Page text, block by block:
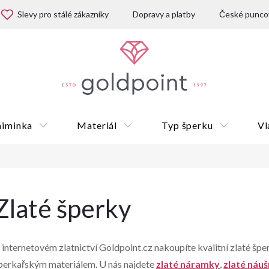
Slevy pro stálé zákazníky Dopravy a platby České
Materiál Typ šperku
šperky
internetovém zlatnictví Goldpoint.cz nakoupíte kvalitnízlaté
materiálem. U nás najdete zlaté náramky, zlaté